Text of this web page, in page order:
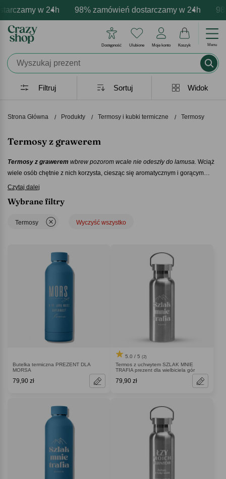
w 24h 98% zamówień dostarczamy w 24h 98%
personalizacja produktów Profesjonalna i darmowa
emocje - zawsze udane prezenty Prezentujemy
Dostępność Ulubione Moje konto Koszyk Menu
Strona Główna Produkty Termosy i kubki termiczne Termosy
Termosy z grawerem
Termosy z grawerem wbrew pozorom wcale nie odeszły do lamusa. Wciąż
wiele osób chętnie z nich korzysta, ciesząc się aromatycznym i gorącym
napojem w chłodne dni lub przyjemnie zimnym w upalną pogodę. My
możliwość personalizacji, dzięki czemu są one idealne na różne okazje. Z
takiego upominku ucieszą się przede wszystkim te osoby, które dużo
podróżują lub spędzają dużo czasu w plenerze, wędkując, wędrując,
Czytaj dalej
Filtruj Widok
Sortuj
Wybrane filtry
Termosy Wyczyść wszystko
Butelka termiczna PREZENT DLA
MORSA
79,90 zł
5.0 / 5 (2)
Termos z uchwytem SZLAK MNIE
TRAFIA prezent dla wielbiciela gór
79,90 zł